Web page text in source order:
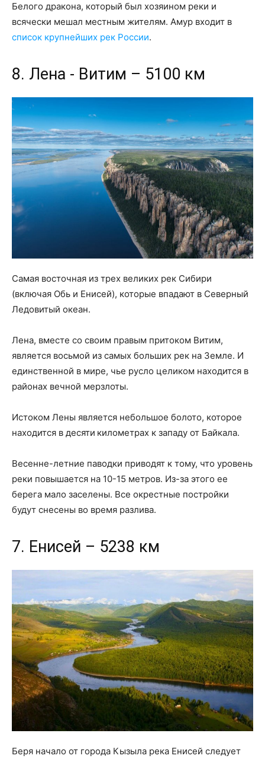
Белого дракона, который был хозяином реки и
всячески мешал местным жителям. Амур входит в
список крупнейших рек России.
8. Лена - Витим – 5100 км
Самая восточная из трех великих рек Сибири
(включая Обь и Енисей), которые впадают в Северный
Ледовитый океан.
Лена, вместе со своим правым притоком Витим,
является восьмой из самых больших рек на Земле. И
единственной в мире, чье русло целиком находится в
районах вечной мерзлоты.
Истоком Лены является небольшое болото, которое
находится в десяти километрах к западу от Байкала.
Весенне-летние паводки приводят к тому, что уровень
реки повышается на 10-15 метров. Из-за этого ее
берега мало заселены. Все окрестные постройки
будут снесены во время разлива.
7. Енисей – 5238 км
Беря начало от города Кызыла река Енисей следует